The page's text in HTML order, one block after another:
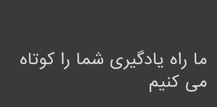
ما راه یادگیری شما را کوتاه
می کنیم